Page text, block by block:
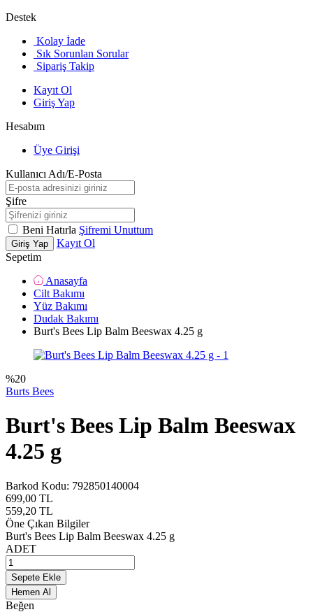
Destek
Kolay İade
Sık Sorunlan Sorular
Sipariş Takip
Kayıt Ol
Giriş Yap
Hesabım
Üye Girişi
Kullanıcı Adı/E-Posta
Şifre
Beni Hatırla Şifremi Unuttum
Giriş Yap
Kayıt Ol
Sepetim
Anasayfa
Cilt Bakımı
Yüz Bakımı
Dudak Bakımı
Burt's Bees Lip Balm Beeswax 4.25 g
%20
Burts Bees
Burt's Bees Lip Balm Beeswax
4.25 g
Barkod Kodu: 792850140004
699,00 TL
559,20 TL
Öne Çıkan Bilgiler
Burt's Bees Lip Balm Beeswax 4.25 g
ADET
Sepete Ekle
Hemen Al
Beğen